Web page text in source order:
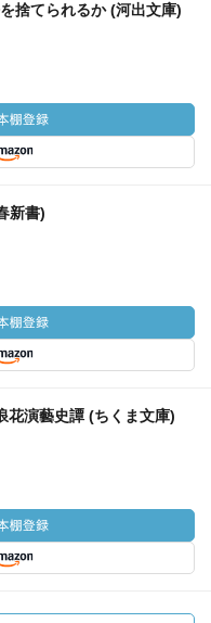
捨てられるか (河出文庫)
新書)
花演藝史譚 (ちくま文庫)